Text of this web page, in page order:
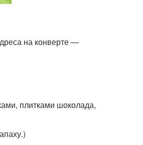
на конверте —
плитками шоколада,